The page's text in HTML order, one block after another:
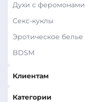
Духи с феромонами
Секс-куклы
Эротическое белье
BDSM
Клиентам
Категории